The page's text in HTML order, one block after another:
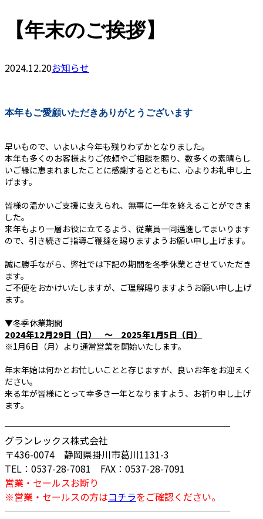
【年末のご挨拶】
2024.12.20お知らせ
本年もご愛顧いただきありがとうございます
早いもので、いよいよ今年も残りわずかとなりました。
本年も多くのお客様よりご依頼やご相談を賜り、数多くの素晴らし
いご縁に恵まれましたことに感謝するとともに、心よりお礼申し上
げます。
皆様の温かいご支援に支えられ、無事に一年を終えることができま
した。
来年もより一層お役に立てるよう、従業員一同邁進してまいります
ので、引き続きご指導ご鞭撻を賜りますようお願い申し上げます。
誠に勝手ながら、弊社では下記の期間を冬季休業とさせていただき
ます。
ご不便をおかけいたしますが、ご理解賜りますようお願い申し上げ
ます。
▼冬季休業期間
2024年12月29日（日） ～ 2025年1月5日（日）
※1月6日（月）より通常営業を開始いたします。
年末年始は何かとお忙しいことと存じますが、良いお年をお迎えく
ださい。
来る年が皆様にとって幸多き一年となりますよう、お祈り申し上げ
ます。
────────────────────────
グランレックス株式会社
〒436-0074 静岡県掛川市葛川1131-3
TEL：0537-28-7081 FAX：0537-28-7091
営業・セールスお断り
※営業・セールスの方はコチラをご確認ください。
────────────────────────